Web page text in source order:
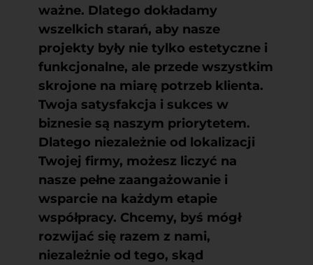
ważne. Dlatego dokładamy
wszelkich starań, aby nasze
projekty były nie tylko estetyczne i
funkcjonalne, ale przede wszystkim
skrojone na miarę potrzeb klienta.
Twoja satysfakcja i sukces w
biznesie są naszym priorytetem.
Dlatego niezależnie od lokalizacji
Twojej firmy, możesz liczyć na
nasze pełne zaangażowanie i
wsparcie na każdym etapie
współpracy. Chcemy, byś mógł
rozwijać się razem z nami,
niezależnie od tego, skąd